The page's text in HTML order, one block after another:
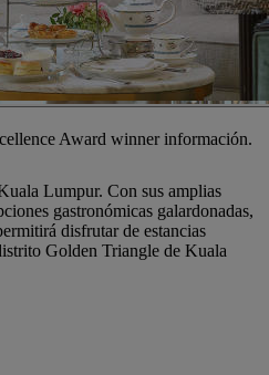
Lumpur. Con sus amplias
gastronómicas galardonadas,
disfrutar de estancias
Golden Triangle de Kuala